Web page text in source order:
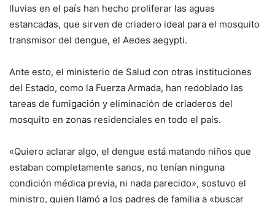
lluvias en el país han hecho proliferar las aguas
estancadas, que sirven de criadero ideal para el mosquito
transmisor del dengue, el Aedes aegypti.
Ante esto, el ministerio de Salud con otras instituciones
del Estado, como la Fuerza Armada, han redoblado las
tareas de fumigación y eliminación de criaderos del
mosquito en zonas residenciales en todo el país.
«Quiero aclarar algo, el dengue está matando niños que
estaban completamente sanos, no tenían ninguna
condición médica previa, ni nada parecido», sostuvo el
ministro, quien llamó a los padres de familia a «buscar